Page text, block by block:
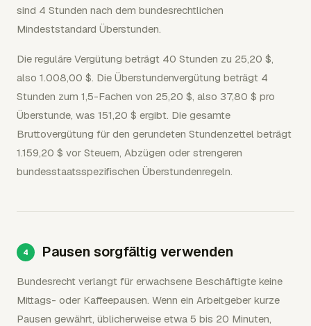
sind 4 Stunden nach dem bundesrechtlichen
Mindeststandard Überstunden.
Die reguläre Vergütung beträgt 40 Stunden zu 25,20 $,
also 1.008,00 $. Die Überstundenvergütung beträgt 4
Stunden zum 1,5-Fachen von 25,20 $, also 37,80 $ pro
Überstunde, was 151,20 $ ergibt. Die gesamte
Bruttovergütung für den gerundeten Stundenzettel beträgt
1.159,20 $ vor Steuern, Abzügen oder strengeren
bundesstaatsspezifischen Überstundenregeln.
Pausen sorgfältig verwenden
Bundesrecht verlangt für erwachsene Beschäftigte keine
Mittags- oder Kaffeepausen. Wenn ein Arbeitgeber kurze
Pausen gewährt, üblicherweise etwa 5 bis 20 Minuten,